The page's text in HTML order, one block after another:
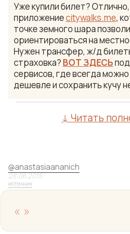
Уже купили билет?
приложениеcitywalks.me,
точке земного шара
ориентироваться на
Нужен трансфер, ж/д
страховка? ВОТ ЗДЕСЬ
сервисов, где всегда
дешевле и сохранить кучу
↓ Читать
@anastasiaananich
28.06.2015
источник
« »